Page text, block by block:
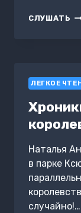
СЛУШАТЬ
ЛЕГКОЕ
Наталья
в парке
случайно!…